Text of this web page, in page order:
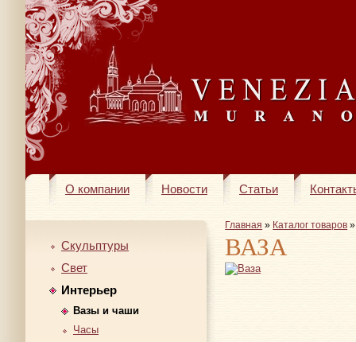
О компании Новости Статьи
Скульптуры
Свет
Интерьер
Вазы и чаши
Часы
Главная » Каталог товаров
ВАЗА